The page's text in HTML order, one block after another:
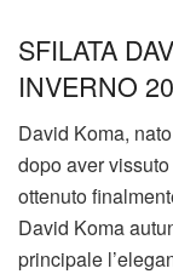
SFILATA
INVERNO
David Koma,
dopo aver
ottenuto
David Koma
principale